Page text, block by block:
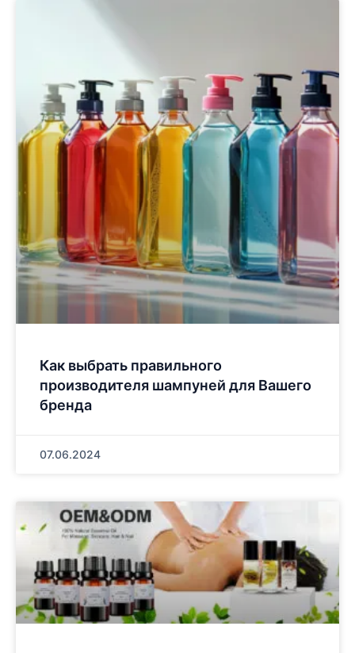
Как выбрать правильного
производителя шампуней для Вашего
бренда
07.06.2024